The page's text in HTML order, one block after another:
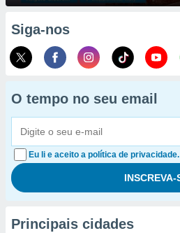
Siga-nos
O tempo no seu email
Eu li e aceito a política de privacidade.
Principais cidades